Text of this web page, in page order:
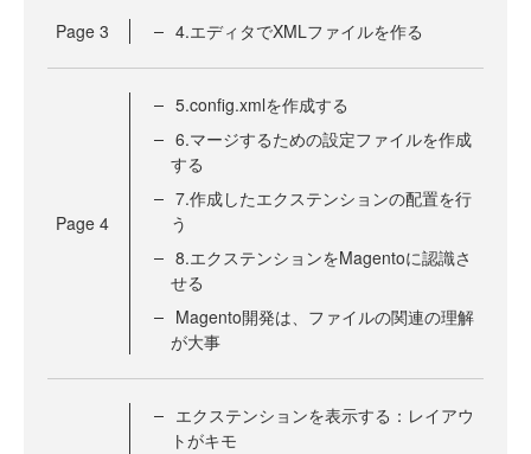
Page 3 4.エディタでXMLファイルを作る
Page 4
5.config.xmlを作成する
6.マージするための設定ファイルを作成
する
7.作成したエクステンションの配置を行
う
8.エクステンションをMagentoに認識さ
せる
Magento開発は、ファイルの関連の理解
が大事
エクステンションを表示する：レイアウ
トがキモ